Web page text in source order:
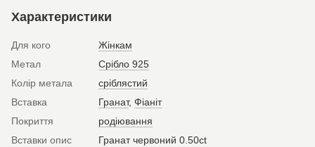
Характеристики
Для кого
Жінкам
Метал
Срібло 925
Колір метала
сріблястий
Вставка
Гранат, Фіаніт
Покриття
родіювання
Вставки опис
Гранат червоний 0.50ct